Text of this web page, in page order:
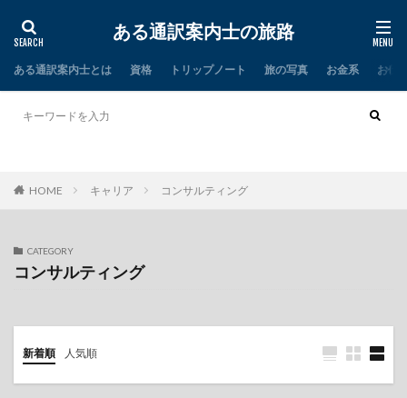
ある通訳案内士の旅路
ある通訳案内士とは 資格 トリップノート 旅の写真 お金系 お仕
HOME キャリア コンサルティング
CATEGORY
コンサルティング
新着順 人気順